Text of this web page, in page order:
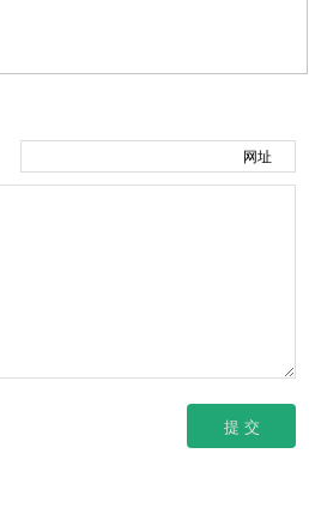
网址